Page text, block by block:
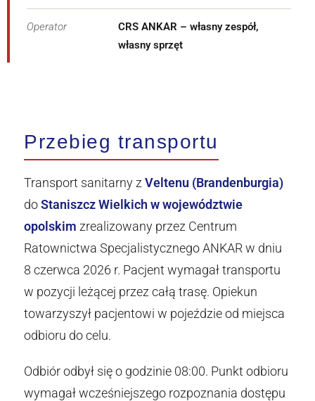
Operator
CRS ANKAR – własny zespół,
własny sprzęt
Przebieg transportu
Transport sanitarny z Veltenu (Brandenburgia)
doStaniszcz Wielkich w województwie
opolskim zrealizowany przez Centrum
Ratownictwa Specjalistycznego ANKAR w dniu
8 czerwca 2026 r. Pacjent wymagał transportu
w pozycji leżącej przez całą trasę. Opiekun
towarzyszył pacjentowi w pojeździe od miejsca
odbioru do celu.
Odbiór odbył się o godzinie 08:00. Punkt odbioru
wymagał wcześniejszego rozpoznania dostępu